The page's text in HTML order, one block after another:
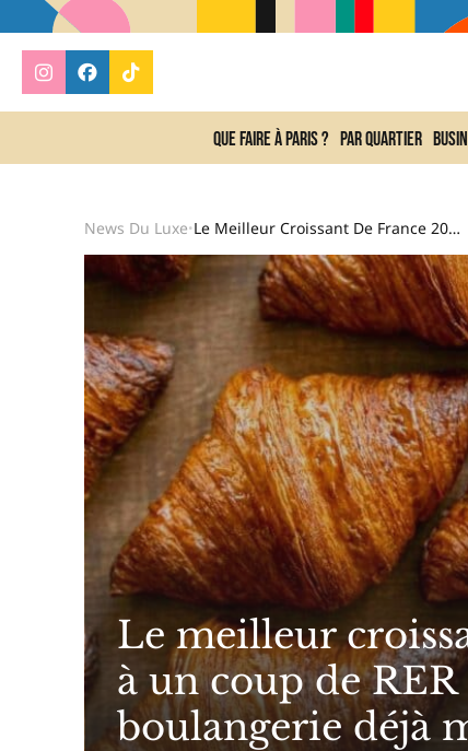
Que faire à Paris ? Par quartier
News Du Luxe• Le Meilleur Croissant De France 2026 Se Cache À Un Coup De RER C De Paris, Dans Une Boulangerie Déjà Multi-Primée
Le meilleur
à un coup de
boulangerie déjà